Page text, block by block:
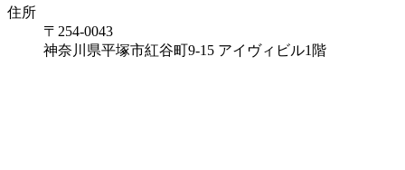
住所
〒254-0043
神奈川県平塚市紅谷町9-15 アイヴィビル1階